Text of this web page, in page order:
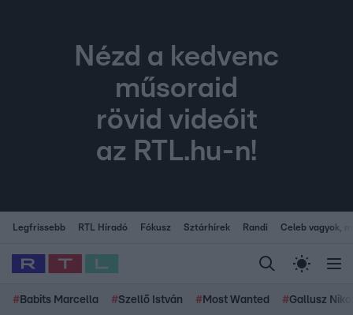
Nézd a kedvenc
műsoraid
rövid videóit
az RTL.hu-n!
Legfrissebb RTL Híradó Fókusz Sztárhírek Randi Celeb vagyok,
# Babits Marcella #Szellő István # Most Wanted #Gallusz